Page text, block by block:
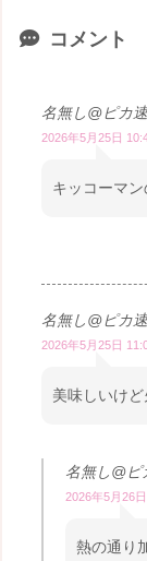
コメント
名無し@ピカ
2026年5月25日
キッコーマン
名無し@ピカ
2026年5月25日
美味しいけ
名無し@ピ
2026年5月26
熱の通り